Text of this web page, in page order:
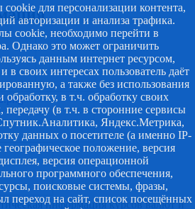
информация курсов валют и
для персонализации контента,
авторизации и анализа трафика.
cookie, необходимо перейти в
Однако это может ограничить
данным интернет ресурсом,
в своих интересах пользователь даёт
а также без использования
обработку, в т.ч. обработку своих
(в т.ч. в сторонние сервисы
Яндекс.Метрика,
данных о посетителе (а именно IP-
географическое положение, версия
версия операционной
программного обеспечения,
поисковые системы, фразы,
переход на сайт, список посещённых